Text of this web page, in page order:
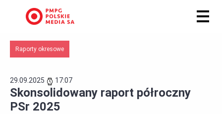
Raporty okresowe
29.09.2025 17:07
Skonsolidowany raport półroczny
PSr 2025